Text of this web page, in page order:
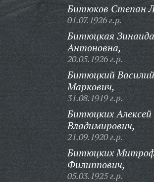
Битюков Степан
01.07.1926 г.р.
Битюцкая Зинаида
Антоновна,
20.05.1926 г.р.
Битюцкий Василий
Маркович,
31.08.1919 г.р.
Битюцких Алексей
Владимирович,
21.09.1920 г.р.
Битюцких
Филиппович,
05.03.1925 г.р.